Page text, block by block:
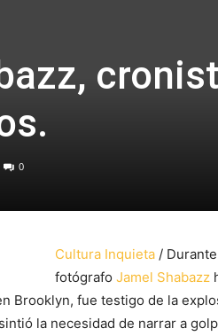
0
Cultura Inquieta /
fotógrafo Jamel Shabazz
Brooklyn, fue testigo de la
la necesidad de narrar a